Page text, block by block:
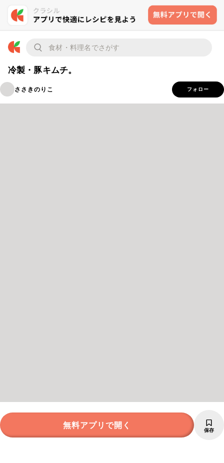
冷製・豚キムチ。
ささきのりこ フォロー
無料アプリで開く 保存